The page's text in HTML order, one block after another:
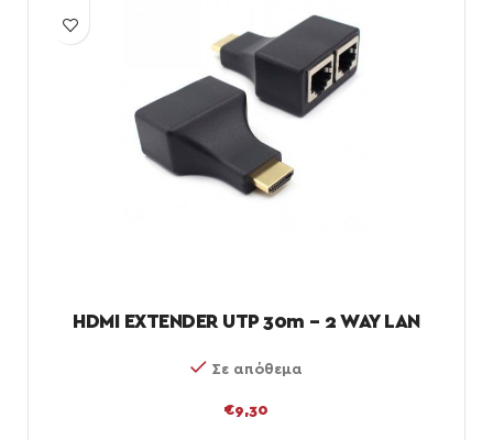
HDMI EXTENDER UTP 30m – 2 WAY LAN
Σε απόθεμα
€9,30